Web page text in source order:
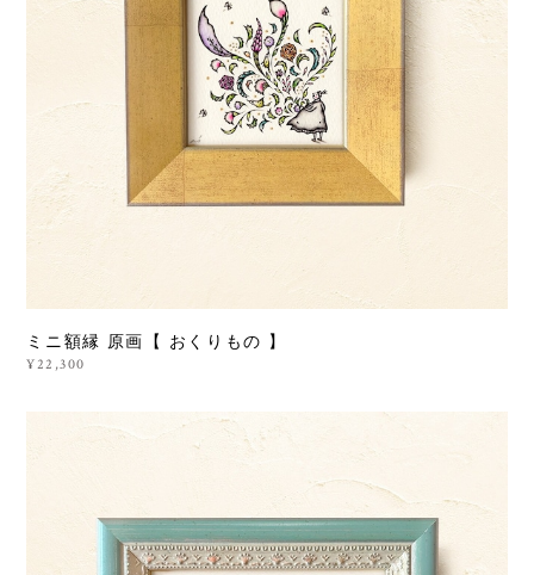
ミニ額縁 原画【 おくりもの 】
¥22,300